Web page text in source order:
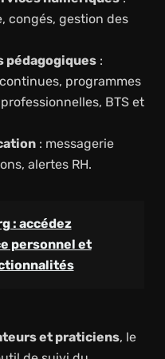
congés, gestion des
pédagogiques:
programmes
BTS et
: messagerie
alertes RH.
: accédez
personnel et
et praticiens, le